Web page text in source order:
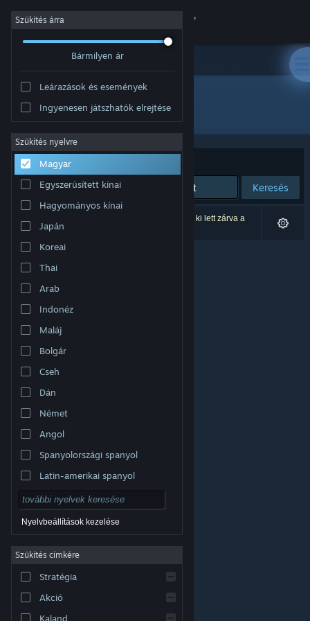
Bejelentkezés
Névjegy
Támogatás
Nyelvváltás
A Steam mobilalkalmazás beszerzése
Asztali weboldalra váltás
védjegyek jogos tulajdonosaiké az Egyesült
szabályzat
| Jogi információk
Steam előfizetői szerződés
Szűkítés árra
Bármilyen ár
Leárazások és események
Ingyenesen játszhatók elrejtése
Szűkítés nyelvre
Magyar
Egyszerűsített kínai
Hagyományos kínai
Japán
Koreai
Thai
Arab
Indonéz
Maláj
Bolgár
Cseh
Dán
Német
Angol
Spanyolországi spanyol
Latin-amerikai spanyol
Nyelvbeállítások kezelése
Szűkítés címkére
Stratégia
Akció
Kaland
Fejlesztő: V-Nova
Rendezés Relevancia
Keresés
0 eredmény felel meg a keresésednek. 4 termék ki lett zárva a
beállításaid alapján.